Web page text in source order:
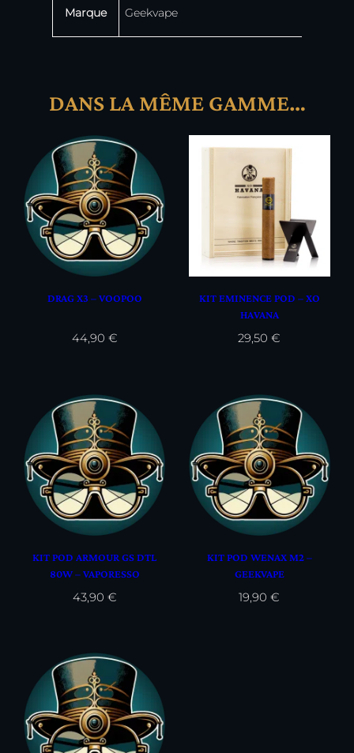
Marque Geekvape
DANS LA MÊME GAMME…
DRAG X3 – VOOPOO
44,90 €
KIT EMINENCE POD – XO
HAVANA
29,50€
KIT POD ARMOUR GS DTL
80W – VAPORESSO
43,90 €
KIT POD WENAX M2 –
GEEKVAPE
19,90€